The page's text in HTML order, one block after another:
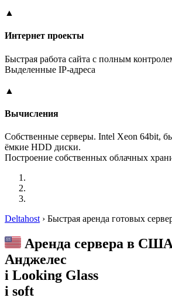
▲
Интернет проекты
Быстрая работа сайта с полным
Выделенные IP-адреса
▲
Вычисления
Собственные серверы. Intel Xeon 64bit,
ёмкие HDD диски.
Построение собственных облачных
Deltahost › Быстрая аренда готовых
Аренда сервера в
Анджелес
i Looking Glass
i soft